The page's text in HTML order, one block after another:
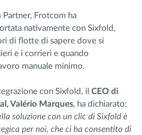
Partner, Frotcom ha
nativamente con Sixfold,
di flotte di sapere dove si
e i corrieri e quando
manuale minimo.
con Sixfold, il CEO di
Valério Marques, ha dichiarato:
soluzione con un clic di Sixfold è
per noi, che ci ha consentito di